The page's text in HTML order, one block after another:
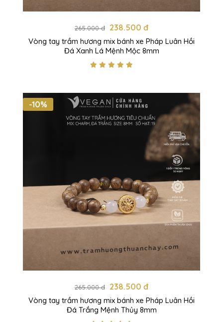
265.000 đ 238.500 đ
Vòng tay trầm hương mix bánh xe Pháp Luân Hồi
Đá Xanh Lá Mệnh Mộc 8mm
-10%
265.000 đ 238.500 đ
Vòng tay trầm hương mix bánh xe Pháp Luân Hồi
Đá Trắng Mệnh Thủy 8mm